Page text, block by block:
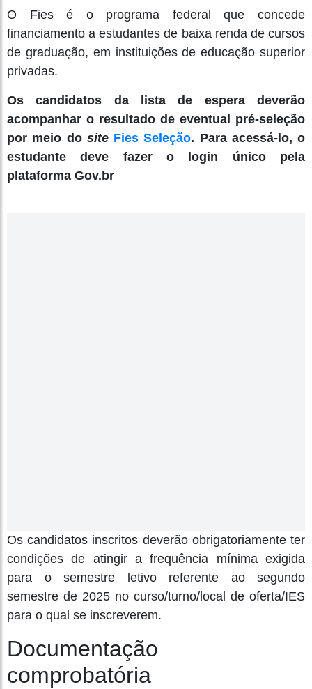
O Fies é o programa federal que concede
financiamento a estudantes de baixa renda de cursos
de graduação, em instituições de educação superior
privadas.
Os candidatos da lista de espera deverão
acompanhar o resultado de eventual pré-seleção
por meio dosite Fies Seleção. Para acessá-lo, o
estudante deve fazer o login único pela
plataforma Gov.br
Os candidatos inscritos deverão obrigatoriamente ter
condições de atingir a frequência mínima exigida
para o semestre letivo referente ao segundo
semestre de 2025 no curso/turno/local de oferta/IES
para o qual se inscreverem.
Documentação
comprobatória